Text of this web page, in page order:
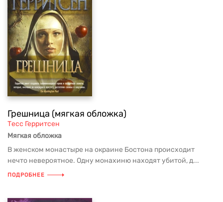
Грешница (мягкая обложка)
Тесс Герритсен
Мягкая обложка
В женском монастыре на окраине Бостона происходит
нечто невероятное. Одну монахиню находят убитой, д...
ПОДРОБНЕЕ